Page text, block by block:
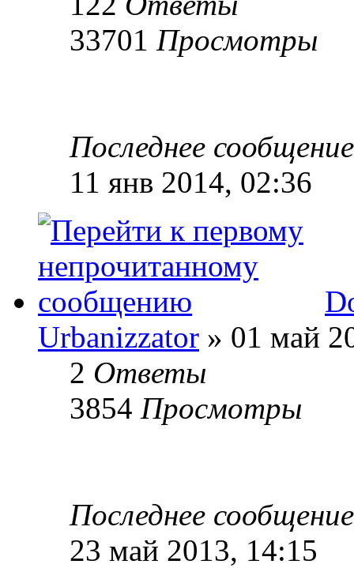
33701 Просмотры
Последнее
11 янв 2014, 02:36
Urbanizzator » 01 май
2 Ответы
3854 Просмотры
Последнее
23 май 2013, 14:15